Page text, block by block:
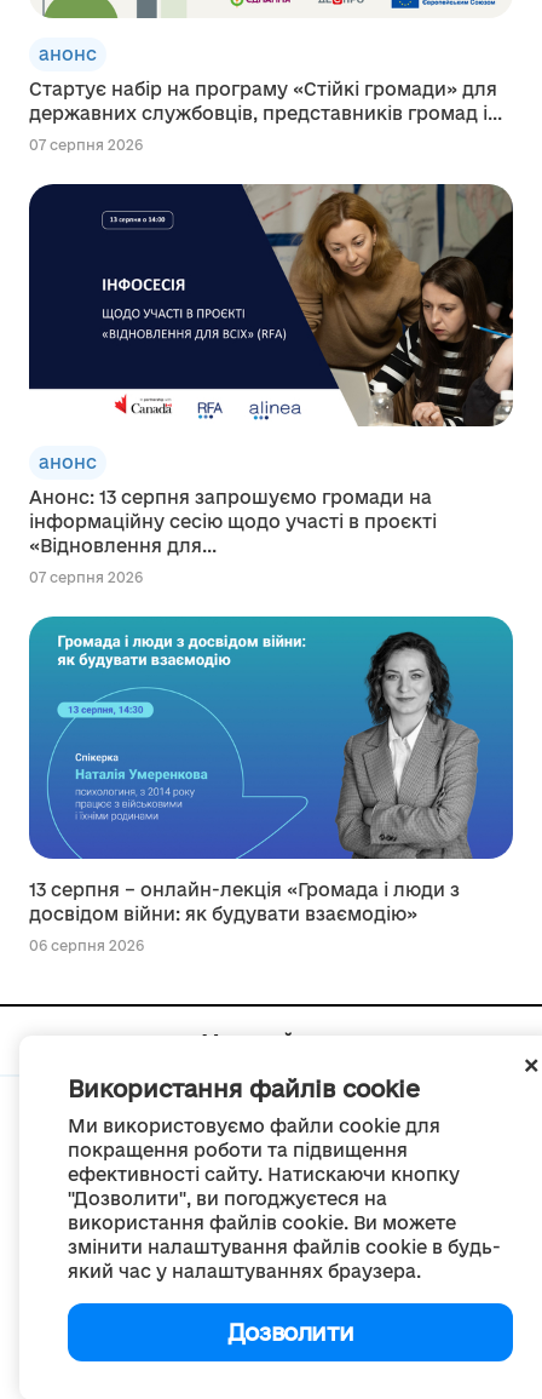
Використання файлів cookie
Ми використовуємо файли cookie для
покращення роботи та підвищення
ефективності сайту. Натискаючи кнопку
"Дозволити", ви погоджуєтеся на
використання файлів cookie. Ви можете
змінити налаштування файлів cookie в будь-
який час у налаштуваннях браузера.
Дозволити
анонс
Стартує набір на програму «Стійкі громади» для
державних службовців, представників громад і...
07 серпня 2026
анонс
Анонс: 13 серпня запрошуємо громади на
інформаційну сесію щодо участі в проєкті
«Відновлення для...
07 серпня 2026
13 серпня – онлайн-лекція «Громада і люди з
досвідом війни: як будувати взаємодію»
06 серпня 2026
Мапа сайту
© Портал «Децентралізація», 2022
Проект був створений 2014 року для комунікації реформи місцевого
самоврядування
та територіальної організації влади в Україні.
Створення та наповнення - ГО «Портал «Децентралізація»
Creative Commons Attribution 4.0 International license,
якщо не зазначено інше